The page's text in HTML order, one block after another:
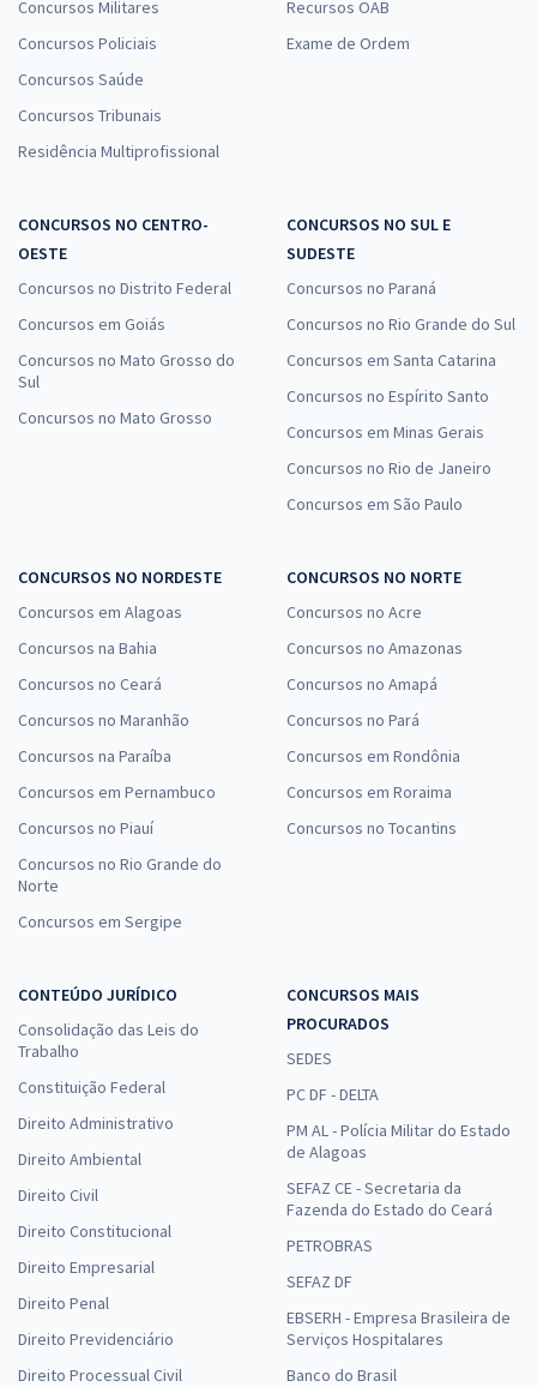
Concursos Militares
Concursos Policiais
Concursos Saúde
Concursos Tribunais
Residência Multiprofissional
Recursos OAB
Exame de Ordem
CONCURSOS NO CENTRO-
OESTE
Concursos no Distrito Federal
Concursos em Goiás
Concursos no Mato Grosso do
Sul
Concursos no Mato Grosso
CONCURSOS NO SUL E
SUDESTE
Concursos no Paraná
Concursos no Rio Grande do Sul
Concursos em Santa Catarina
Concursos no Espírito Santo
Concursos em Minas Gerais
Concursos no Rio de Janeiro
Concursos em São Paulo
CONCURSOS NO NORDESTE
Concursos em Alagoas
Concursos na Bahia
Concursos no Ceará
Concursos no Maranhão
Concursos na Paraíba
Concursos em Pernambuco
Concursos no Piauí
Concursos no Rio Grande do
Norte
Concursos em Sergipe
CONCURSOS NO NORTE
Concursos no Acre
Concursos no Amazonas
Concursos no Amapá
Concursos no Pará
Concursos em Rondônia
Concursos em Roraima
Concursos no Tocantins
CONTEÚDO JURÍDICO
Consolidação das Leis do
Trabalho
Constituição Federal
Direito Administrativo
Direito Ambiental
Direito Civil
Direito Constitucional
Direito Empresarial
Direito Penal
Direito Previdenciário
Direito Processual Civil
CONCURSOS MAIS
PROCURADOS
SEDES
PC DF - DELTA
PM AL - Polícia Militar do Estado
de Alagoas
SEFAZ CE - Secretaria da
Fazenda do Estado do Ceará
PETROBRAS
SEFAZ DF
EBSERH - Empresa Brasileira de
Serviços Hospitalares
Banco do Brasil